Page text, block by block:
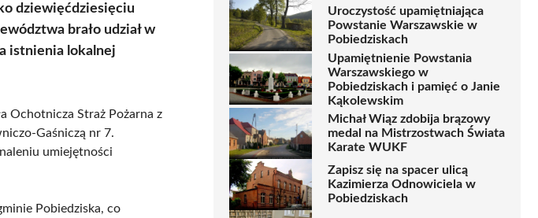
dziewięćdziesięciu
brało udział w
istnienia lokalnej
Ochotnicza Straż Pożarna z
Gaśniczą nr 7.
umiejętności
Pobiedziska, co
Uroczystość upamiętniająca
Powstanie Warszawskie w
Pobiedziskach
Upamiętnienie Powstania
Warszawskiego w
Pobiedziskach i pamięć o Janie
Kąkolewskim
Michał Wiąz zdobija brązowy
medal na Mistrzostwach Świata
Karate WUKF
Zapisz się na spacer ulicą
Kazimierza Odnowiciela w
Pobiedziskach